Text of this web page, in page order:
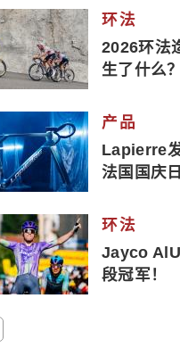
环法
2026环法
生了什么？
产品
Lapierre
法国国庆
环法
Jayco
段冠军！